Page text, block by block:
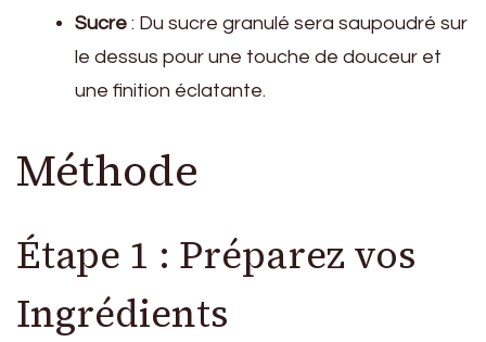
Sucre : Du sucre granulé sera saupoudré sur
le dessus pour une touche de douceur et
une finition éclatante.
Méthode
Étape 1 : Préparez vos
Ingrédients